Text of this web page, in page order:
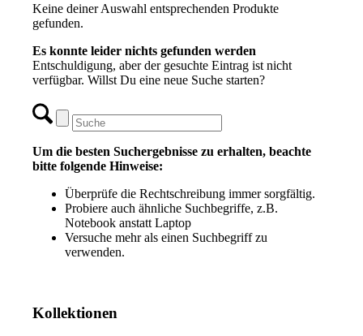
Keine deiner Auswahl entsprechenden Produkte
gefunden.
Es konnte leider nichts gefunden werden
Entschuldigung, aber der gesuchte Eintrag ist nicht
verfügbar. Willst Du eine neue Suche starten?
Um die besten Suchergebnisse zu erhalten, beachte
bitte folgende Hinweise:
Überprüfe die Rechtschreibung immer sorgfältig.
Probiere auch ähnliche Suchbegriffe, z.B.
Notebook anstatt Laptop
Versuche mehr als einen Suchbegriff zu
verwenden.
Kollektionen